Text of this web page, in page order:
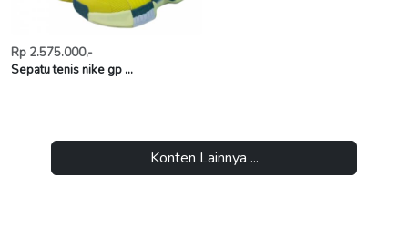
Rp 2.575.000,-
Sepatu tenis nike gp ...
Konten Lainnya ...